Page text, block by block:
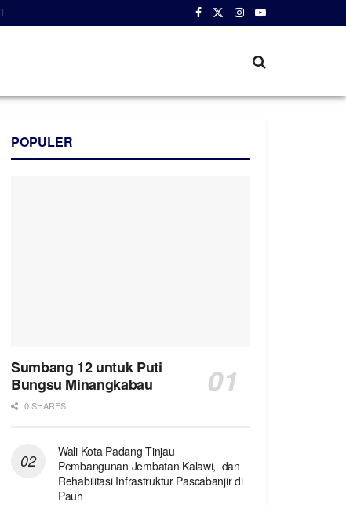
POPULER
Sumbang 12 untuk Puti
Bungsu Minangkabau
0 SHARES
Wali Kota Padang Tinjau
Pembangunan Jembatan Kalawi, dan
Rehabilitasi Infrastruktur Pascabanjir di
Pauh